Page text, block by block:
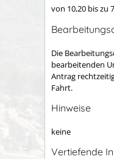
von 10,20 bis zu
Die
bearbeitenden
Antrag
Fahrt.
Hinweise
keine
Vertiefende